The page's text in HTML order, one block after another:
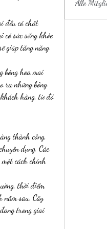
đều có chất
có sức sống khỏe
giúp tăng năng
bông hoa mai
ra những bông
hàng, từ đó
thành công,
dụng. Các
một cách chính
thời điểm
sau. Cây
trong giai
Alle